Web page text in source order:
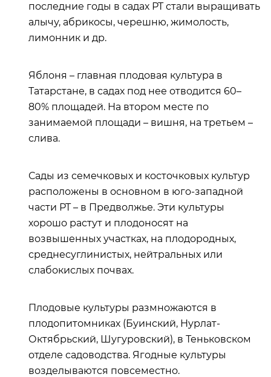
последние годы в садах РТ стали выращивать
алычу, абрикосы, черешню, жимолость,
лимонник и др.
Яблоня – главная плодовая культура в
Татарстане, в садах под нее отводится 60–
80% площадей. На втором месте по
занимаемой площади – вишня, на третьем –
слива.
Сады из семечковых и косточковых культур
расположены в основном в юго-западной
части РТ – в Предволжье. Эти культуры
хорошо растут и плодоносят на
возвышенных участках, на плодородных,
среднесуглинистых, нейтральных или
слабокислых почвах.
Плодовые культуры размножаются в
плодопитомниках (Буинский, Нурлат-
Октябрьский, Шугуровский), в Теньковском
отделе садоводства. Ягодные культуры
возделываются повсеместно.